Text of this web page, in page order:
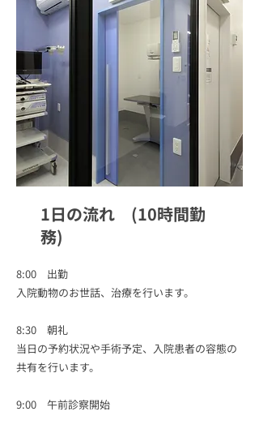
1日の流れ (10時間勤
務)
8:00 出勤
入院動物のお世話、治療を行います。
8:30 朝礼
当日の予約状況や手術予定、入院患者の容態の
共有を行います。
9:00 午前診察開始